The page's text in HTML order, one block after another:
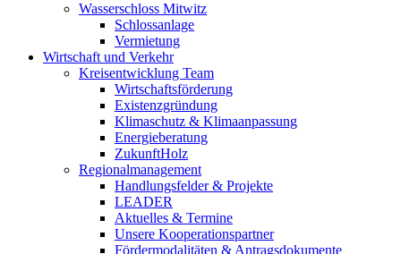
Wasserschloss Mitwitz
Schlossanlage
Vermietung
Wirtschaft und Verkehr
Kreisentwicklung Team
Wirtschaftsförderung
Existenzgründung
Klimaschutz & Klimaanpassung
Energieberatung
ZukunftHolz
Regionalmanagement
Handlungsfelder & Projekte
LEADER
Aktuelles & Termine
Unsere Kooperationspartner
Fördermodalitäten & Antragsdokumente